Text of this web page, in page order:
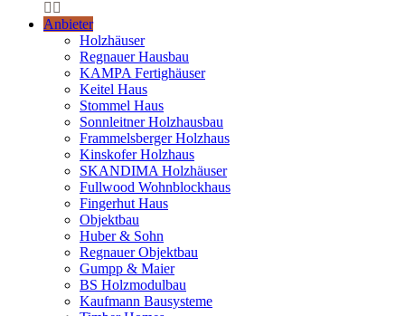
Anbieter
Holzhäuser
Regnauer Hausbau
KAMPA Fertighäuser
Keitel Haus
Stommel Haus
Sonnleitner Holzhausbau
Frammelsberger Holzhaus
Kinskofer Holzhaus
SKANDIMA Holzhäuser
Fullwood Wohnblockhaus
Fingerhut Haus
Objektbau
Huber & Sohn
Regnauer Objektbau
Gumpp & Maier
BS Holzmodulbau
Kaufmann Bausysteme